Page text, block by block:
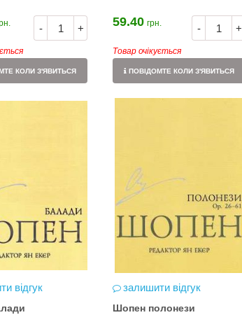
кожна
стати
- 31.07
посилку
win_bmw
посібниками видавництва Ранок
- +
КОЛИ З'ЯВИТЬСЯ
- +
59.40 грн.
Товар очікується
ПОВІДОМТЕ КОЛИ З'ЯВИТЬСЯ
відгук залишити відгук
Шопен полонези